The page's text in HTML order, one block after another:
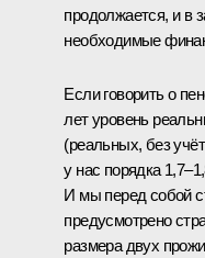
продолжается, и в
необходимые
Если говорить о
лет уровень
(реальных, без
у нас порядка
И мы перед собой
предусмотрено
размера двух